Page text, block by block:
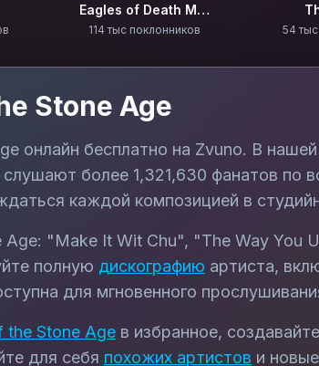
Eagles of Death Metal
114 тыс поклонников 54
Stone Age
онлайн бесплатно на Zvuno. В
слушают более 1,321,630 фанатов по
каждой композицией в
Age: "Make It Wit Chu", "The Way You
полную дискографию артиста,
для мгновенного
the Stone Age в избранное,
для себя похожих артистов и